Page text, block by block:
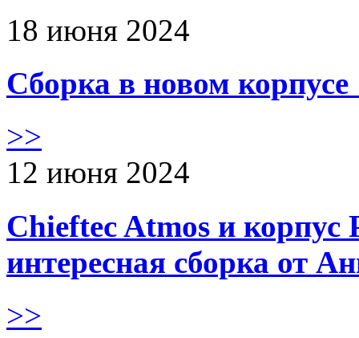
18 июня 2024
Сборка в новом
>>
12 июня 2024
Chieftec Atmos и корпус
интересная сборка от
>>